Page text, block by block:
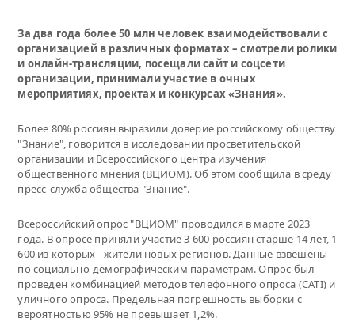
За два года более 50 млн человек взаимодействовали с
организацией в различных форматах – смотрели ролики
и онлайн-трансляции, посещали сайт и соцсети
организации, принимали участие в очных
мероприятиях, проектах и конкурсах «Знания».
Более 80% россиян выразили доверие российскому обществу
"Знание", говорится в исследовании просветительской
организации и Всероссийского центра изучения
общественного мнения (ВЦИОМ). Об этом сообщила в среду
пресс-служба общества "Знание".
Всероссийский опрос "ВЦИОМ" проводился в марте 2023
года. В опросе приняли участие 3 600 россиян старше 14 лет, 1
600 из которых - жители новых регионов. Данные взвешены
по социально-демографическим параметрам. Опрос был
проведен комбинацией методов телефонного опроса (CATI) и
уличного опроса. Предельная погрешность выборки с
вероятностью 95% не превышает 1,2%.